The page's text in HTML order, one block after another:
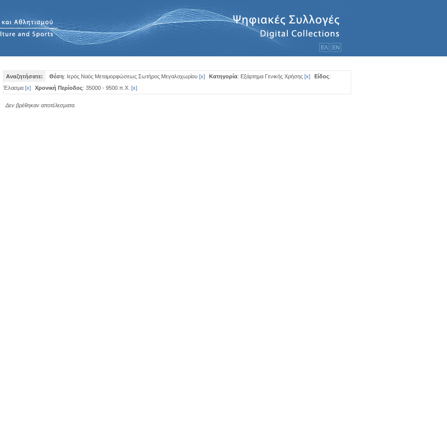
ΕΛ ΕΝ
Αναζητήσατε: Θέση: Ιερός Ναός Μεταμορφώσεως Σωτήρος Μεγαλοχωρίου [x] Κατηγορία: Εξάρτημα Γενικής Χρήσης [x] Είδος:
Έλασμα [x] Χρονική Περίοδος: 35000 - 9500 π.Χ. [x]
Δεν βρέθηκαν αποτέλεσματα.